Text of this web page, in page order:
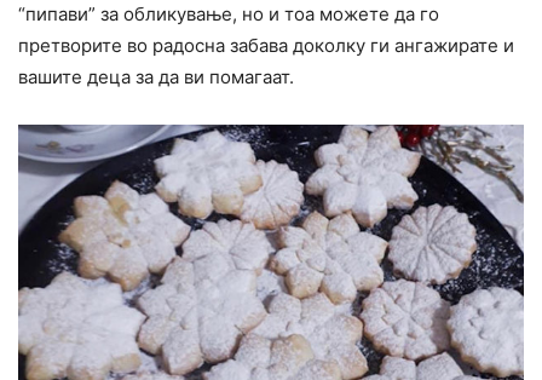
“пипави” за обликување, но и тоа можете да го
претворите во радосна забава доколку ги ангажирате и
вашите деца за да ви помагаат.